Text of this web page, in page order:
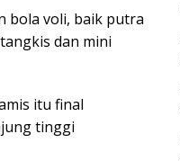
bola voli, baik putra
dan mini
itu final
tinggi